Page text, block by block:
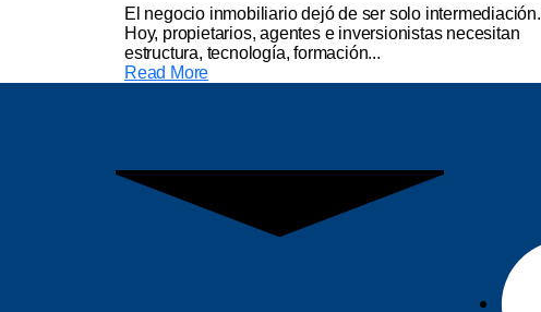
El negocio inmobiliario dejó de ser solo intermediación.
Hoy, propietarios, agentes e inversionistas necesitan
estructura, tecnología, formación...
Read More